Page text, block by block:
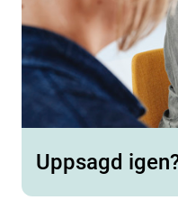
Uppsagd